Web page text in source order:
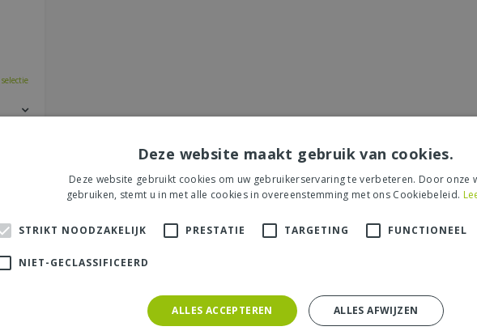
Deze website maakt gebruik van cookies.
Deze website gebruikt cookies om uw gebruikerservaring te verbeteren. Door onze
gebruiken, stemt u in met alle cookies in overeenstemming met ons Cookiebeleid.
STRIKT NOODZAKELIJK PRESTATIE TARGETING FUNCTIONEEL
NIET-GECLASSIFICEERD
ALLES ACCEPTEREN ALLES AFWIJZEN